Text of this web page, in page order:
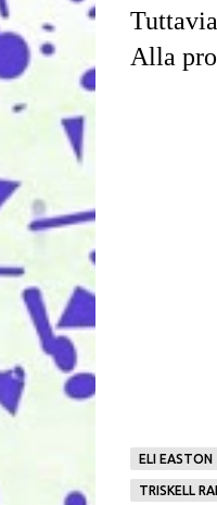
Alla
ELI EASTON
TRISKELL